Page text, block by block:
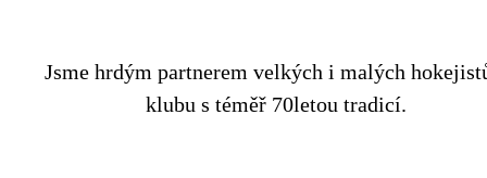
Jsme hrdým partnerem velkých i malých
klubu s téměř 70letou tradicí.